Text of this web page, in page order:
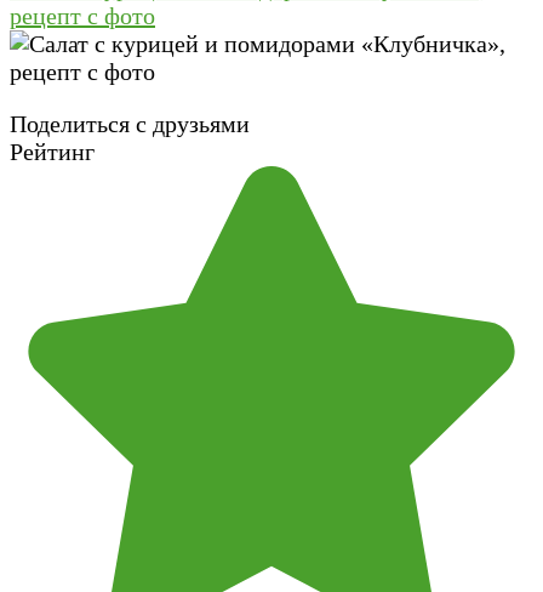
рецепт с фото
Поделиться с друзьями
Рейтинг